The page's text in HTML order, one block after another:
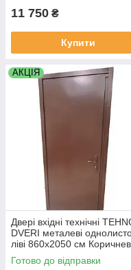
11 750 ₴
Купити
АКЦІЯ
Двері вхідні технічні
DVERI металеві
ліві 860х2050 см
Готово до відправки